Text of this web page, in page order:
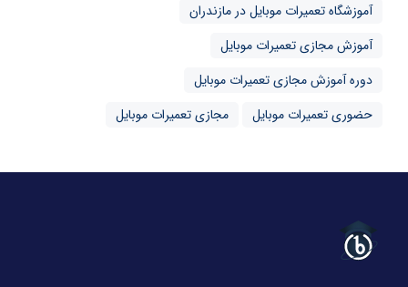
آموزشگاه تعمیرات موبایل در مازندران
آموزش مجازی تعمیرات موبایل
دوره آموزش مجازی تعمیرات موبایل
حضوری تعمیرات موبایل
مجازی تعمیرات موبایل